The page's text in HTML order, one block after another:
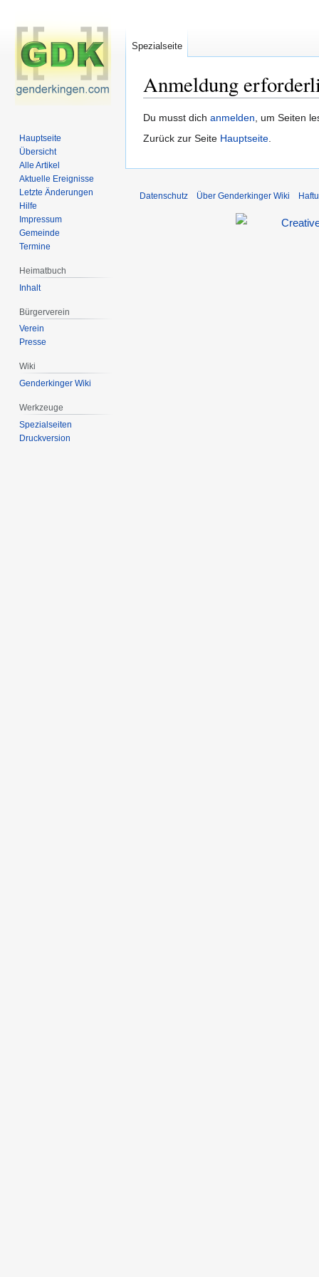
Anmeldung
Zur
Navigation
Zur
Suche
Du musst dich anmelden, um Seiten
Zurück zur Seite Hauptseite.
Spezialseite
Hauptseite
Übersicht
Alle Artikel
Aktuelle Ereignisse
Letzte Änderungen
Hilfe
Impressum
Gemeinde
Termine
Heimatbuch
Inhalt
Bürgerverein
Verein
Presse
Wiki
Genderkinger Wiki
Werkzeuge
Spezialseiten
Druckversion
Datenschutz Über Genderkinger Wiki